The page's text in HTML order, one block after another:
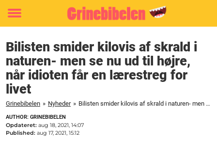
Toggle
Bilisten smider kilovis af skrald i
naturen- men se nu ud til højre,
når idioten får en lærestreg for
livet
Grinebibelen » Nyheder » Bilisten smider kilovis af skrald i naturen- men se nu ud til højre, når idioten får en lærestreg for livet
AUTHOR: GRINEBIBELEN
Opdateret: aug 18, 2021, 14:07
Published: aug 17, 2021, 15:12